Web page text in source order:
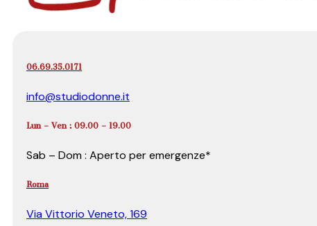
06.69.35.0171
info@studiodonne.it
Lun – Ven : 09.00 – 19.00
Sab – Dom : Aperto per emergenze*
Roma
Via Vittorio Veneto, 169